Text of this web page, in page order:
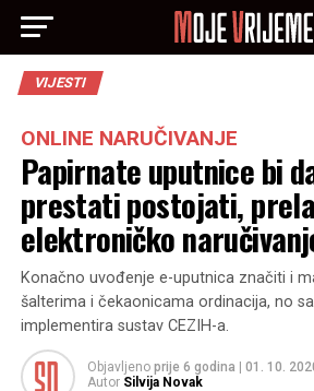
VIJESTI
ONLINE NARUČIVANJE
Papirnate uputnice bi
prestati postojati,
elektroničko
Konačno uvođenje e-uputnica značiti i
šalterima i čekaonicama ordinacija, no
implementira sustav CEZIH-a.
Objavljeno prije 6 godina
01. 10.
Autor Silvija Novak